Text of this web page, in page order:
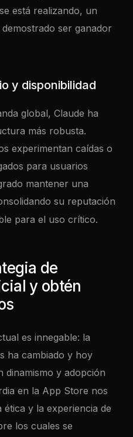
está realizando, un
ser ganador
y disponibilidad
global, Claude ha
más robusta.
experimentan caídas o
para usuarios
mantener una
su reputación
para el uso crítico.
de
y obtén
es innegable: la
ha cambiado y hoy
dinamismo y adopción
en la App Store nos
y la experiencia de
los cuales se